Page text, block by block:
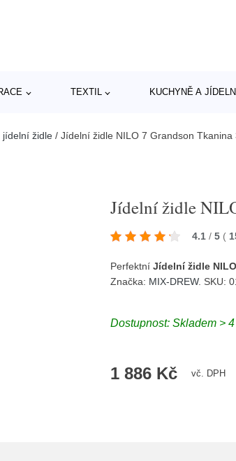
TEXTIL KUCHYNĚ A
jídelní židle / Jídelní židle NILO 7 Grandson Tkanina
Jídelní židle
4.1 / 5 (
PerfektníJídelní židle
Značka: MIX-DREW. SKU:
Dostupnost:Skladem >
1 886 Kč vč. DPH